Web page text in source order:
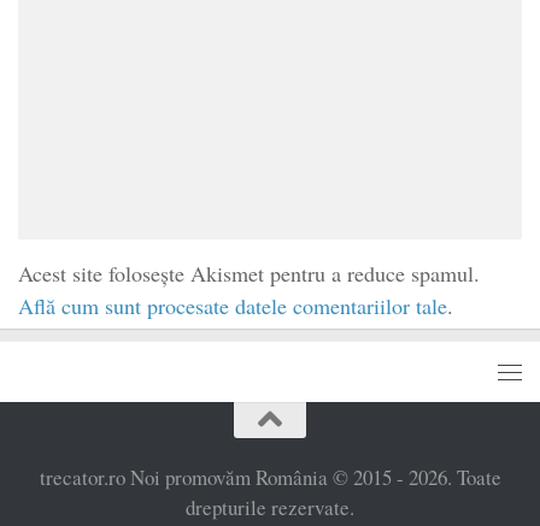
Acest site folosește Akismet pentru a reduce spamul.
Află cum sunt procesate datele comentariilor tale.
trecator.ro Noi promovăm România © 2015 - 2026. Toate
drepturile rezervate.